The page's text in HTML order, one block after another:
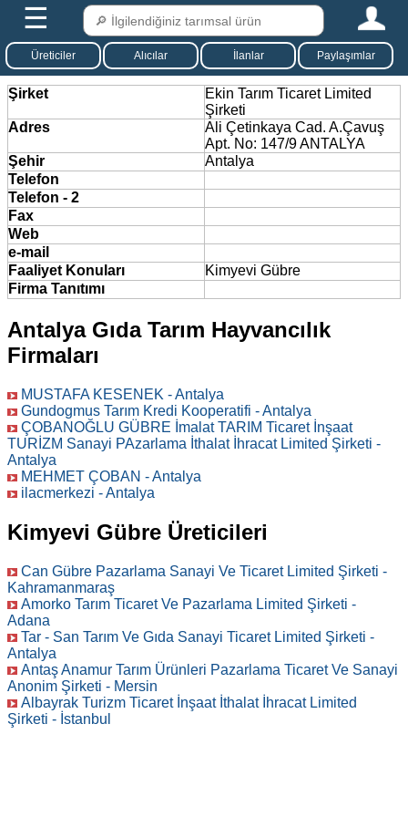
☰
Üreticiler Alıcılar İlanlar Paylaşımlar
Şirket
Ekin Tarım Ticaret Limited
Şirketi
Adres
Ali Çetinkaya Cad. A.Çavuş
Apt. No: 147/9 ANTALYA
Şehir
Antalya
Telefon
Telefon - 2
Fax
Web
e-mail
Faaliyet Konuları
Kimyevi Gübre
Firma Tanıtımı
Antalya Gıda Tarım Hayvancılık
Firmaları
MUSTAFA KESENEK - Antalya
Gundogmus Tarım Kredi Kooperatifi - Antalya
ÇOBANOĞLU GÜBRE İmalat TARIM Ticaret İnşaat
TURİZM Sanayi PAzarlama İthalat İhracat Limited Şirketi -
Antalya
MEHMET ÇOBAN - Antalya
ilacmerkezi - Antalya
Kimyevi Gübre Üreticileri
Can Gübre Pazarlama Sanayi Ve Ticaret Limited Şirketi -
Kahramanmaraş
Amorko Tarım Ticaret Ve Pazarlama Limited Şirketi -
Adana
Tar - San Tarım Ve Gıda Sanayi Ticaret Limited Şirketi -
Antalya
Antaş Anamur Tarım Ürünleri Pazarlama Ticaret Ve Sanayi
Anonim Şirketi - Mersin
Albayrak Turizm Ticaret İnşaat İthalat İhracat Limited
Şirketi - İstanbul